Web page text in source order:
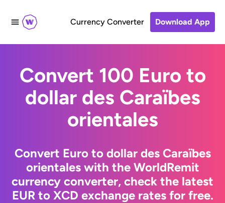
Currency Converter Download App
Convert 100 Euro to
dollar des Caraïbes
orientales
Convert Euro to dollar des Caraïbes
orientales with the WorldRemit
currency converter, check the latest
EUR to XCD exchange rates for free.